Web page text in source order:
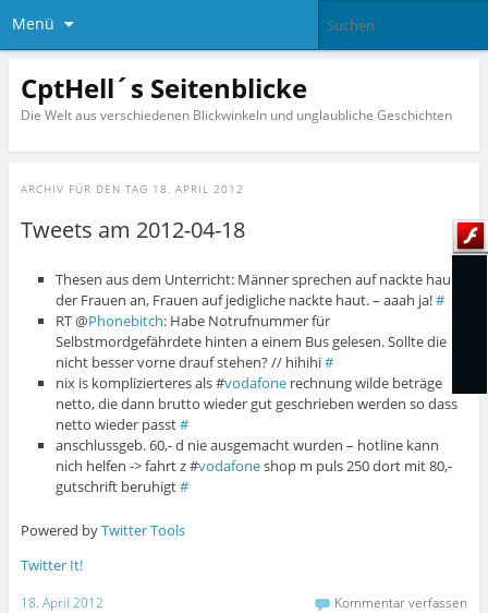
Menü
CptHell´s Seitenblicke
Die Welt aus verschiedenen Blickwinkeln und unglaubliche Geschichten
ARCHIV FÜR DEN TAG 18. APRIL 2012
Tweets am 2012-04-18
Thesen aus dem Unterricht: Männer sprechen auf nackte haut
der Frauen an, Frauen auf jedigliche nackte haut. – aaah ja!#
RT @Phonebitch: Habe Notrufnummer für
Selbstmordgefährdete hinten a einem Bus gelesen. Sollte die
nicht besser vorne drauf stehen? // hihihi#
nix is komplizierteres als #vodafone rechnung wilde beträge
netto, die dann brutto wieder gut geschrieben werden so dass
netto wieder passt#
anschlussgeb. 60,- d nie ausgemacht wurden – hotline kann
nich helfen -> fahrt z #vodafoneshop m puls 250 dort mit 80,-
gutschrift beruhigt#
Powered byTwitter Tools
Twitter It!
18. April 2012 Kommentar verfassen